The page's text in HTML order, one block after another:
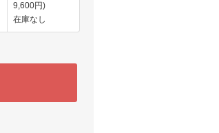
9,600円)
在庫なし